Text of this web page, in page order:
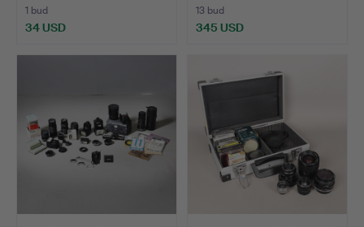
1 bud
34 USD
13 bud
345 USD